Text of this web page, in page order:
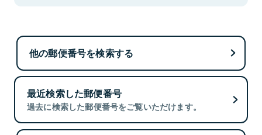
他の郵便番号を検索する
最近検索した郵便番号
過去に検索した郵便番号をご覧いただけます。